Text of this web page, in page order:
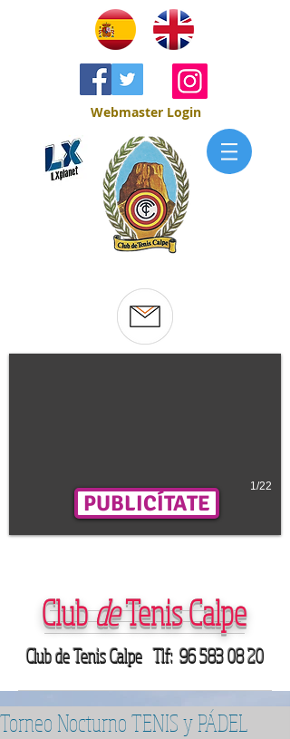
Webmaster Login
1/22
PUBLICÍTATE
ClubdeTenis Calpe
Club de Tenis Calpe Tlf: 96 583 08 20
Torneo Nocturno TENIS y PÁDEL